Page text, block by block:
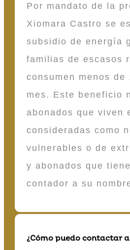
Por mandato de la
Xiomara Castro se
subsidio de energía
familias de escasos
consumen menos de
mes. Este beneficio
abonados que viven
consideradas como
vulnerables o de
y abonados que
contador a su
¿Cómo puedo contactar a